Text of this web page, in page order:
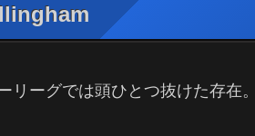
リーグでは頭ひとつ抜けた存在